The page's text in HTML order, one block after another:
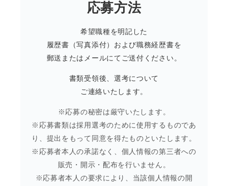
応募方法
希望職種を明記した
履歴書（写真添付）および職務経歴書を
郵送またはメールにてご送付ください。
書類受領後、選考について
ご連絡いたします。
※応募の秘密は厳守いたします。
※応募書類は採用選考のために使用するものであ
り、提出をもって同意を得たものといたします。
※応募者本人の承諾なく、個人情報の第三者への
販売・開示・配布を行いません。
※応募者本人の要求により、当該個人情報の開